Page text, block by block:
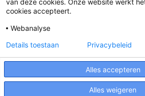
Disclaimer
Algemene voorwaarden
Cookies
Responsible Disclosure Statement
van deze cookies. Onze website werkt
cookies accepteert.
Webanalyse
Alles accepteren
Alles weigeren
Details toestaan Privacybeleid